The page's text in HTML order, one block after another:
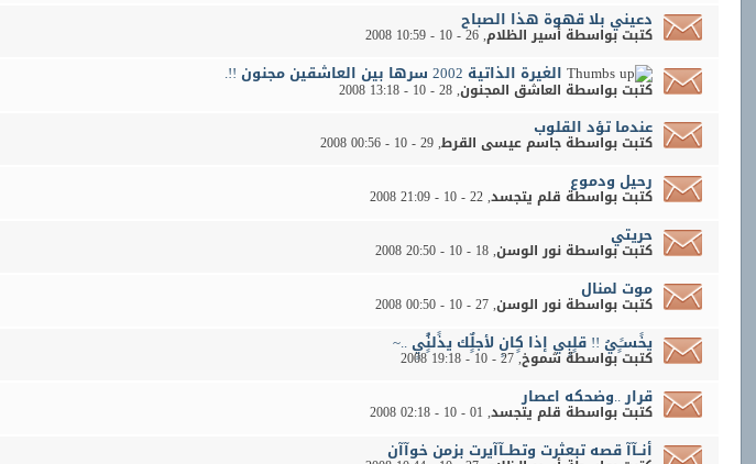
دعيني بلا قهوة هذا الصباح
كتبت بواسطةأسير الظلام‏, 26 - 10 - 2008 10:59
الغيرة الذاتية 2002 سرها بين العاشقين مجنون !!.
كتبت بواسطة العاشق المجنون‏, 28 - 10 - 2008 13:18
عندما تؤد القلوب
كتبت بواسطةجاسم عيسى القرط‏, 29 - 10 - 2008 00:56
رحيل ودموع
كتبت بواسطة قلم يتجسد‏, 22 - 10 - 2008 21:09
حريتي
كتبت بواسطةنور الوسن‏, 18 - 10 - 2008 20:50
موت لمنال
كتبت بواسطةنور الوسن‏, 27 - 10 - 2008 00:50
يخًسـًـٍيُ !! قلٍبٍي إذا كٍانٍ لأجلٌٍك يذًلنًٍُيٍ ..~
كتبت بواسطةشموخ‏, 27 - 10 - 2008 19:18
قرار ..وضحكه اعصار
كتبت بواسطة قلم يتجسد‏, 01 - 10 - 2008 02:18
أنــآآ قصه تبعثرت وتطــآآيرت بزمن خوآآن